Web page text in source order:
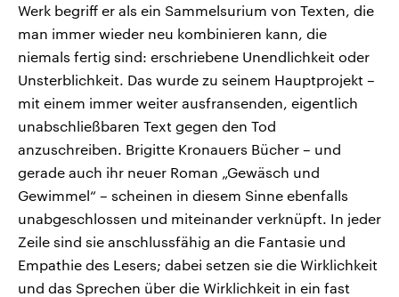
Werk begriff er als ein Sammelsurium von Texten, die
man immer wieder neu kombinieren kann, die
niemals fertig sind: erschriebene Unendlichkeit oder
Unsterblichkeit. Das wurde zu seinem Hauptprojekt –
mit einem immer weiter ausfransenden, eigentlich
unabschließbaren Text gegen den Tod
anzuschreiben. Brigitte Kronauers Bücher – und
gerade auch ihr neuer Roman „Gewäsch und
Gewimmel“ – scheinen in diesem Sinne ebenfalls
unabgeschlossen und miteinander verknüpft. In jeder
Zeile sind sie anschlussfähig an die Fantasie und
Empathie des Lesers; dabei setzen sie die Wirklichkeit
und das Sprechen über die Wirklichkeit in ein fast